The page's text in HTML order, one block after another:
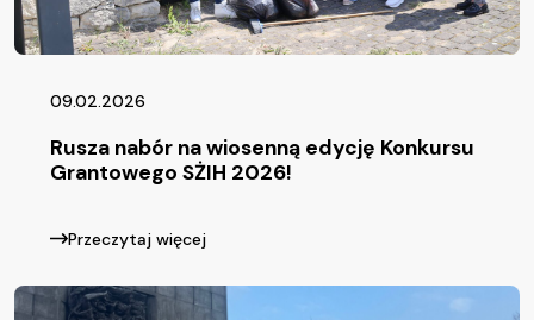
09.02.2026
Rusza nabór na wiosenną edycję Konkursu
Grantowego SŻIH 2026!
Przeczytaj więcej